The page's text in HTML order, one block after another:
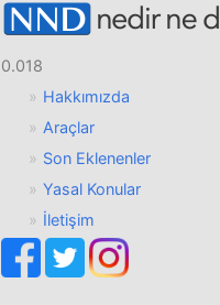
0.018
Hakkımızda
Araçlar
Son Eklenenler
Yasal Konular
İletişim